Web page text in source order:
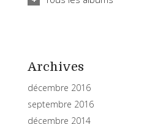
Archives
décembre 2016
septembre 2016
décembre 2014